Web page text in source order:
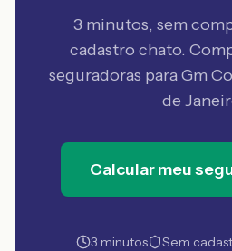
3 minutos, sem
cadastro chato.
seguradoras para Gm
de
Calcular meu
3 minutos Sem